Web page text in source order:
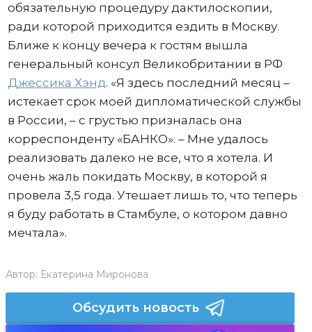
обязательную процедуру дактилоскопии,
ради которой приходится ездить в Москву.
Ближе к концу вечера к гостям вышла
генеральный консул Великобритании в РФ
Джессика Хэнд. «Я здесь последний месяц –
истекает срок моей дипломатической службы
в России, – с грустью призналась она
корреспонденту «БАНКО». – Мне удалось
реализовать далеко не все, что я хотела. И
очень жаль покидать Москву, в которой я
провела 3,5 года. Утешает лишь то, что теперь
я буду работать в Стамбуле, о котором давно
мечтала».
Автор: Екатерина Миронова
Обсудить новость